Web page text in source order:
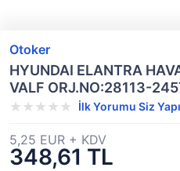
Otoker
HYUNDAI ELANTRA
VALF ORJ.NO:28113-
İlk Yorumu Siz
348,61 TL
5,25 EUR + KDV